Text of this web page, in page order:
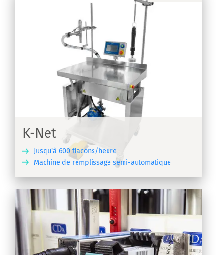
K-Net
Jusqu'à 600 flacons/heure
Machine de remplissage semi-automatique